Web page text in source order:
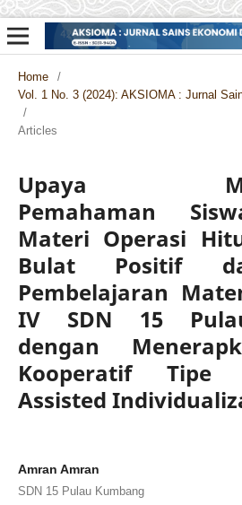
Home /
Vol. 1 No. 3 (2024): AKSIOMA : Jurnal
/
Articles
Upaya
Pemahaman
Materi Operasi
Bulat Positif
Pembelajaran
IV SDN 15
dengan
Kooperatif Tipe
Assisted
Amran Amran
SDN 15 Pulau Kumbang